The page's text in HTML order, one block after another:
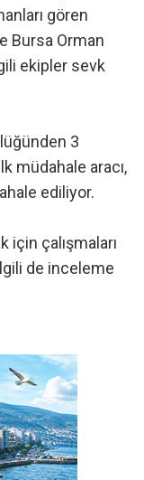
gören
Bursa Orman
ekipler sevk
3
müdahale aracı,
ediliyor.
için çalışmaları
de inceleme